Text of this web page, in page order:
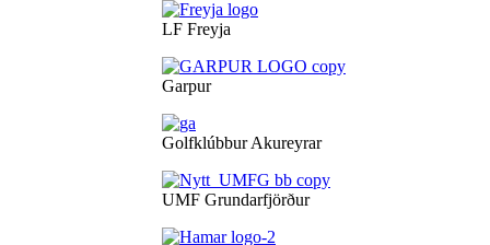
LF Freyja
Garpur
Golfklúbbur Akureyrar
UMF Grundarfjörður